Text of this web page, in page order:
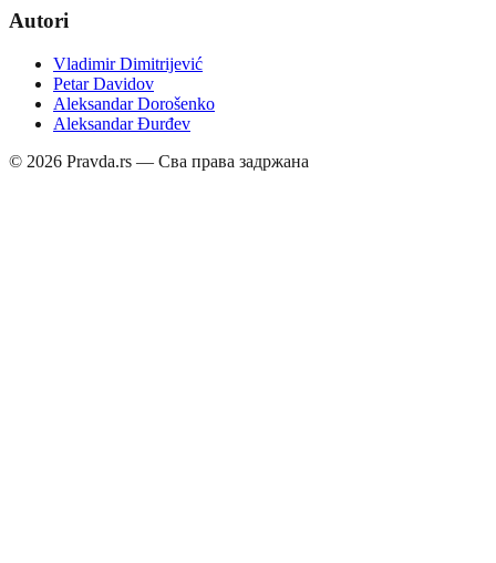
Autori
Vladimir Dimitrijević
Petar Davidov
Aleksandar Dorošenko
Aleksandar Đurđev
© 2026 Pravda.rs — Сва права задржана